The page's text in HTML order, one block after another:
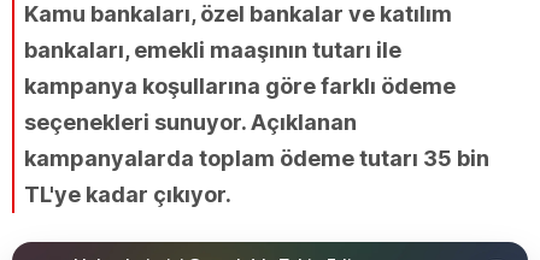
Kamu bankaları, özel bankalar ve katılım
bankaları, emekli maaşının tutarı ile
kampanya koşullarına göre farklı ödeme
seçenekleri sunuyor. Açıklanan
kampanyalarda toplam ödeme tutarı 35 bin
TL'ye kadar çıkıyor.